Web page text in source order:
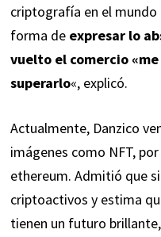
criptografía en el mundo
forma de expresar lo
vuelto el comercio
superarlo«, explicó.
Actualmente, Danzico
imágenes como NFT,
ethereum. Admitió que
criptoactivos y estima
tienen un futuro